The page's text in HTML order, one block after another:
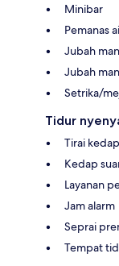
Minibar
Pemanas
Jubah
Jubah
Setrika/
Tidur
Tirai
Kedap
Layanan
Jam alarm
Seprai
Tempat